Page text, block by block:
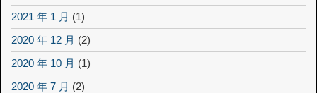
2021 年 1 月 (1)
2020 年 12 月 (2)
2020 年 10 月 (1)
2020 年 7 月 (2)